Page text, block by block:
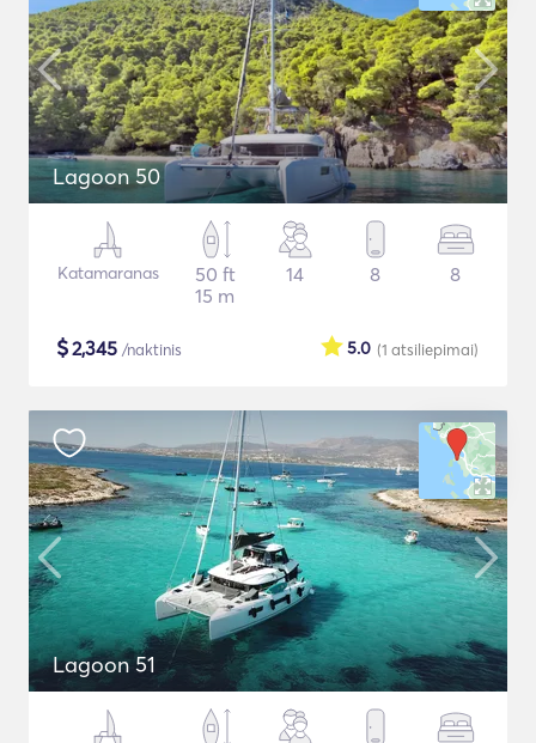
Lagoon 50
Katamaranas
50 ft
15 m
14 8 8
$2,345 /naktinis (1 atsiliepimai)
5.0
Lagoon 51